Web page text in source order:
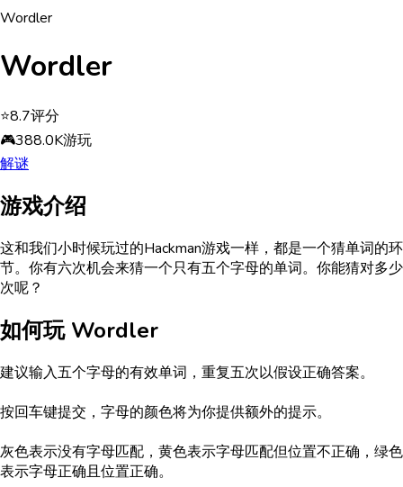
Wordler
Wordler
⭐8.7评分
🎮388.0K游玩
解谜
游戏介绍
这和我们小时候玩过的Hackman游戏一样，都是一个猜单词的环
节。你有六次机会来猜一个只有五个字母的单词。你能猜对多少
次呢？
如何玩 Wordler
建议输入五个字母的有效单词，重复五次以假设正确答案。
按回车键提交，字母的颜色将为你提供额外的提示。
灰色表示没有字母匹配，黄色表示字母匹配但位置不正确，绿色
表示字母正确且位置正确。